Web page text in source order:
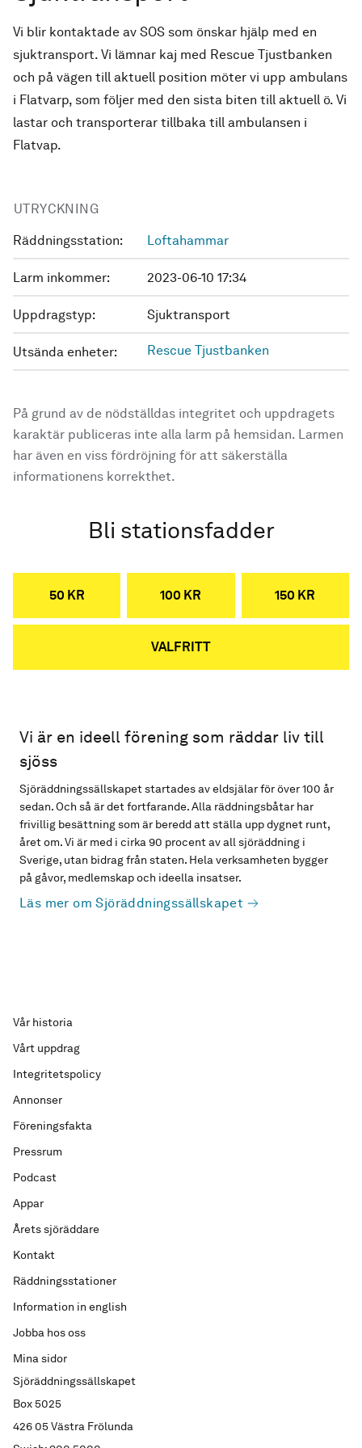
Vi blir kontaktade av SOS som önskar hjälp med en
sjuktransport. Vi lämnar kaj med Rescue Tjustbanken
och på vägen till aktuell position möter vi upp ambulans
i Flatvarp, som följer med den sista biten till aktuell ö. Vi
lastar och transporterar tillbaka till ambulansen i
Flatvap.
UTRYCKNING
Räddningsstation: Loftahammar
Larm inkommer: 2023-06-10 17:34
Uppdragstyp: Sjuktransport
Utsända enheter: Rescue Tjustbanken
På grund av de nödställdas integritet och uppdragets
karaktär publiceras inte alla larm på hemsidan. Larmen
har även en viss fördröjning för att säkerställa
informationens korrekthet.
Bli stationsfadder
50 KR 100 KR 150 KR
VALFRITT
Vi är en ideell förening som räddar liv till
sjöss
Sjöräddningssällskapet startades av eldsjälar för över 100 år
sedan. Och så är det fortfarande. Alla räddningsbåtar har
frivillig besättning som är beredd att ställa upp dygnet runt,
året om. Vi är med i cirka 90 procent av all sjöräddning i
Sverige, utan bidrag från staten. Hela verksamheten bygger
på gåvor, medlemskap och ideella insatser.
Läs mer om Sjöräddningssällskapet
Sjöräddningssällskapet
Box 5025
426 05 Västra Frölunda
Vår historia
Vårt uppdrag
Integritetspolicy
Annonser
Föreningsfakta
Pressrum
Podcast
Appar
Årets sjöräddare
Kontakt
Räddningsstationer
Information in english
Jobba hos oss
Mina sidor